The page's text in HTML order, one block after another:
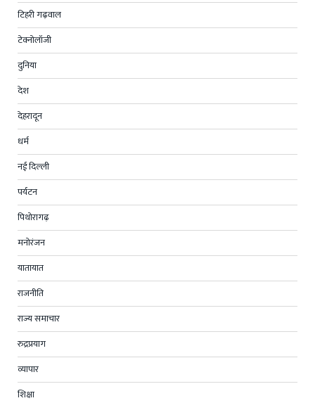
टिहरी गढ़वाल
टेक्नोलॉजी
दुनिया
देश
देहरादून
धर्म
नई दिल्ली
पर्यटन
पिथोरागढ़
मनोरंजन
यातायात
राजनीति
राज्य समाचार
रुद्रप्रयाग
व्यापार
शिक्षा